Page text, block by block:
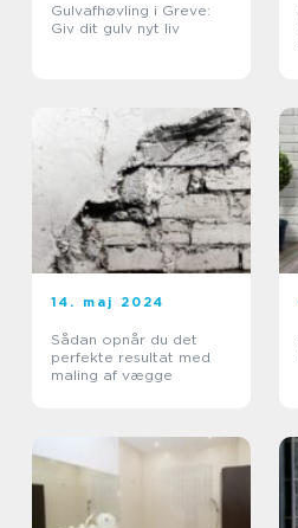
Gulvafhøvling i Greve:
Giv dit gulv nyt liv
14. maj 2024
Sådan opnår du det
perfekte resultat med
maling af vægge